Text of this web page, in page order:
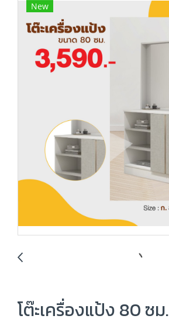
New
โต๊ะเครื่องแป้ง 80 ซม.